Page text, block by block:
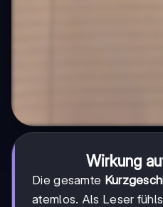
Wirkung
Die gesamte
atemlos. Als Leser